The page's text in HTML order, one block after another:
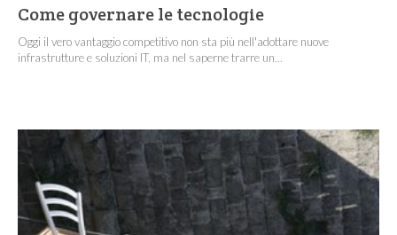
Come governare le tecnologie
Oggi il vero vantaggio competitivo non sta più nell'adottare nuove
infrastrutture e soluzioni IT, ma nel saperne trarre un...